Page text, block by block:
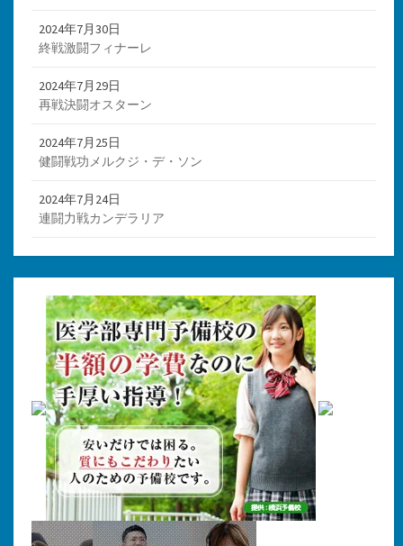
2024年7月30日
終戦激闘フィナーレ
2024年7月29日
再戦決闘オスターン
2024年7月25日
健闘戦功メルクジ・デ・ソン
2024年7月24日
連闘力戦カンデラリア